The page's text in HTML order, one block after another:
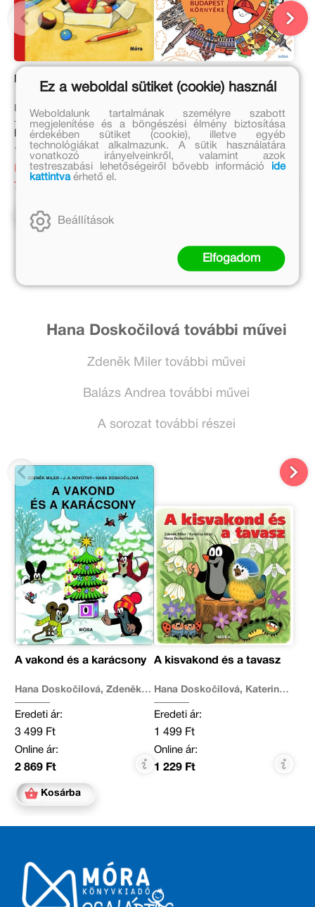
Menjünk világgá!
Balázs Ágnes
Eredeti ár:
1 990 Ft
Kedvezményes ár:
796 Ft
Kosárba
Budapest környéke
Bartos Erika
Eredeti ár:
6 999 Ft
Online ár:
Hana Doskočilová további művei
Zdeněk Miler további művei
Balázs Andrea további művei
A sorozat további részei
A vakond és a karácsony
Hana Doskočilová, Zdeněk
Eredeti ár:
3 499 Ft
Online ár:
2 869 Ft
Kosárba
A kisvakond és a tavasz
Hana Doskočilová, Katerina
Eredeti ár:
1 499 Ft
Online ár:
1 229 Ft
Ez a weboldal sütiket (cookie) használ
Weboldalunk tartalmának személyre szabott
megjelenítése és a böngészési élmény biztosítása
érdekében sütiket (cookie), illetve egyéb
technológiákat alkalmazunk. A sütik használatára
vonatkozó irányelveinkről, valamint azok
testreszabási lehetőségeiről bővebb információ
ide
kattintvaérhető el.
Beállítások
Elfogadom